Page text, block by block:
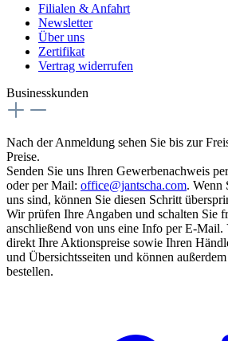
Filialen & Anfahrt
Newsletter
Über uns
Zertifikat
Vertrag widerrufen
Businesskunden
Nach der Anmeldung sehen Sie bis zur
Preise.
Senden Sie uns Ihren Gewerbenachweis
oder per Mail: office@jantscha.com. Wenn
uns sind, können Sie diesen Schritt
Wir prüfen Ihre Angaben und schalten Sie
anschließend von uns eine Info per E-Mail.
direkt Ihre Aktionspreise sowie Ihren
und Übersichtsseiten und können
bestellen.